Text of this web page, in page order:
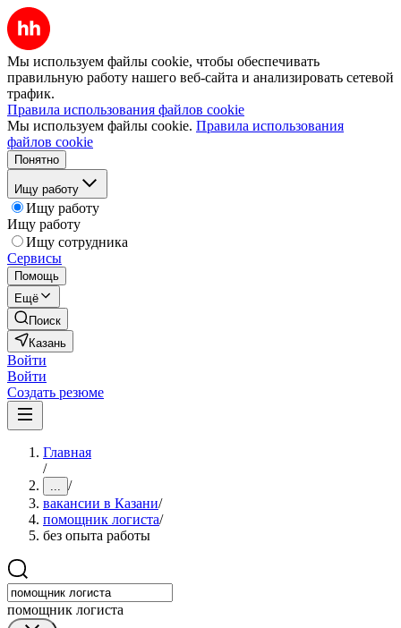
Мы используем файлы cookie, чтобы обеспечивать
правильную работу нашего веб-сайта и анализировать сетевой
трафик.
Правила использования файлов cookie
Мы используем файлы cookie. Правила использования
файлов cookie
Понятно
Ищу работу
Ищу работу
Ищу работу
Ищу сотрудника
Сервисы
Помощь
Ещё
Поиск
Казань
Войти
Войти
Создать резюме
Главная
/
... /
вакансии в Казани/
помощник логиста/
без опыта работы
помощник логиста